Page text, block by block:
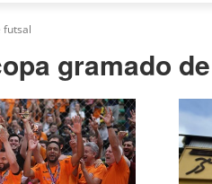
futsal
gramado